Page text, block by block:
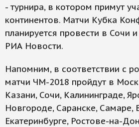
- турнира, в котором примут
континентов. Матчи Кубка
планируется провести в Сочи
РИА Новости.
Напомним, в соответствии с
матчи ЧМ-2018 пройдут в
Казани, Сочи, Калининграде,
Новгороде, Саранске, Самаре,
Екатеринбурге, Ростове-на-